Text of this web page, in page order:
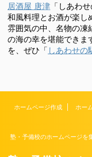
居酒屋 唐津 「しあわ
和風料理とお酒が楽し
雰囲気の中、名物の凍
の海の幸を堪能できま
を、ぜひ「 しあわせの
ホームページ作成 ホー
塾・予備校のホームページを